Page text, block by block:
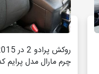
چرم مارال مدل پرایم کد